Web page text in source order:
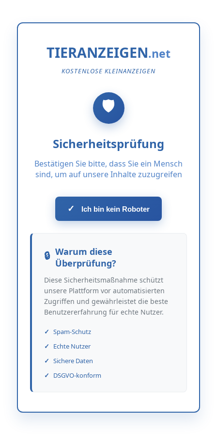
TIERANZEIGEN
KOSTENLOSE KLEINANZEIGEN
Sicherheitsprüfung
Bestätigen Sie bitte, dass Sie ein Mensch
sind, um auf unsere Inhalte zuzugreifen
✓ Ich bin kein Roboter
Warum diese
Überprüfung?
Diese Sicherheitsmaßnahme schützt
unsere Plattform vor automatisierten
Zugriffen und gewährleistet die beste
Benutzererfahrung für echte Nutzer.
Spam-Schutz
Echte Nutzer
Sichere Daten
DSGVO-konform